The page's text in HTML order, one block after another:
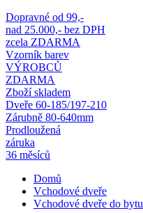
Dopravné od 99,-
nad 25.000,- bez DPH
zcela ZDARMA
Vzorník barev
VÝROBCŮ
ZDARMA
Zboží skladem
Dveře 60-185/197-210
Zárubně 80-640mm
Prodloužená
záruka
36 měsíců
Domů
Vchodové dveře
Vchodové dveře do bytu